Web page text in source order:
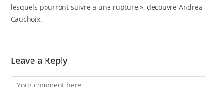
lesquels pourront suivre a une rupture », decouvre Andrea
Cauchoix.
Leave a Reply
Comment